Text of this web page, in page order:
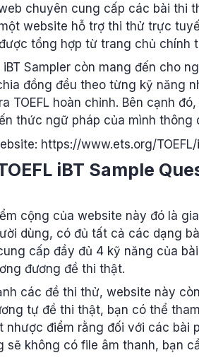
chuyên cung cấp các bài thi
website hỗ trợ thi thử trực
tổng hợp từ trang chủ chính
iBT Sampler còn mang đến cho
đồng đều theo từng kỹ năng
TOEFL hoàn chỉnh. Bên cạnh
thức ngữ pháp của mình thông
https://www.ets.org/
iBT Sample
cộng của website này đó là
dùng, có đủ tất cả các dạng
cấp đầy đủ 4 kỹ năng của
đương đề thi thật.
các đề thi thử, website này
tự đề thi thật, bạn có thể
nhược điểm rằng đối với các bài
sẽ không có file âm thanh, bạn